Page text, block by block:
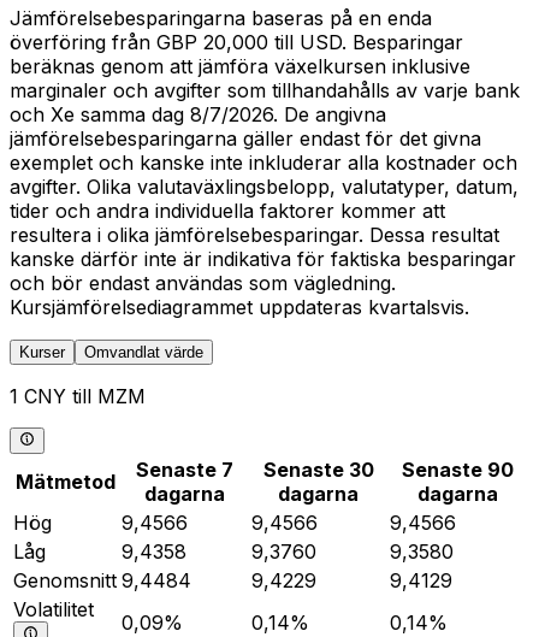
Jämförelsebesparingarna baseras på en enda
överföring från GBP 20,000 till USD. Besparingar
beräknas genom att jämföra växelkursen inklusive
marginaler och avgifter som tillhandahålls av varje bank
och Xe samma dag 8/7/2026. De angivna
jämförelsebesparingarna gäller endast för det givna
exemplet och kanske inte inkluderar alla kostnader och
avgifter. Olika valutaväxlingsbelopp, valutatyper, datum,
tider och andra individuella faktorer kommer att
resultera i olika jämförelsebesparingar. Dessa resultat
kanske därför inte är indikativa för faktiska besparingar
och bör endast användas som vägledning.
Kursjämförelsediagrammet uppdateras kvartalsvis.
Kurser Omvandlat värde
1 CNY till MZM
Mätmetod
Senaste 7
dagarna
Senaste 30
dagarna
Senaste 90
dagarna
Hög
9,4566 9,4566
9,4566
Låg
9,4358 9,3760
9,3580
Genomsnitt 9,4484 9,4229
9,4129
Volatilitet
0,09% 0,14% 0,14%